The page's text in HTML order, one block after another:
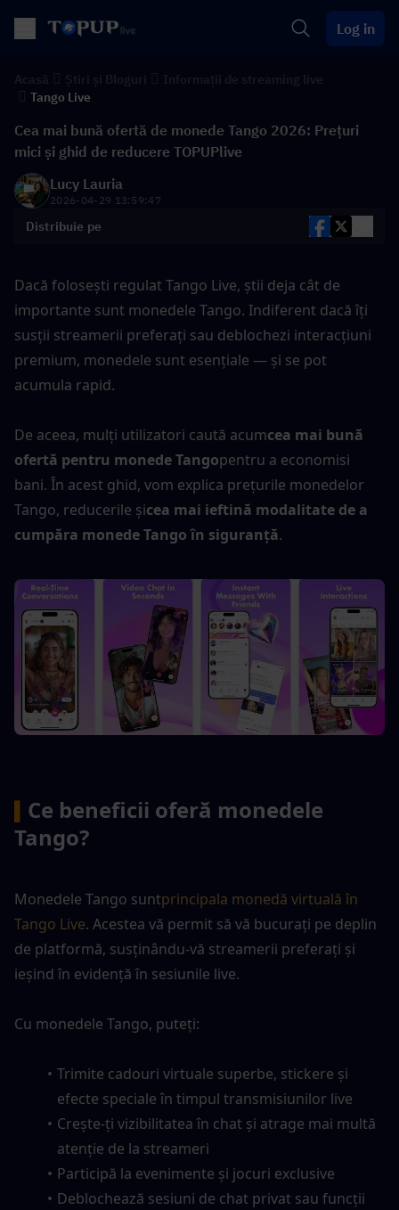
Log in
Tango Live
Cea mai bună ofertă de monede Tango 2026: Prețuri
mici și ghid de reducere TOPUPlive
Lucy Lauria
2026-04-29 13:59:47
Distribuie pe
Dacă folosești regulat Tango Live, știi deja cât de
importante sunt monedele Tango. Indiferent dacă îți
susții streamerii preferați sau deblochezi interacțiuni
premium, monedele sunt esențiale — și se pot
acumula rapid.
De aceea, mulți utilizatori caută acumcea mai bună
ofertă pentru monede Tangopentru a economisi
bani. În acest ghid, vom explica prețurile monedelor
Tango, reducerile șicea mai ieftină modalitate de a
cumpăra monede Tango în siguranță.
Ce beneficii oferă monedele
Tango?
Monedele Tango suntprincipala monedă virtuală în
Tango Live. Acestea vă permit să vă bucurați pe deplin
de platformă, susținându-vă streamerii preferați și
ieșind în evidență în sesiunile live.
Cu monedele Tango, puteți:
Trimite cadouri virtuale superbe, stickere și
efecte speciale în timpul transmisiunilor live
Crește-ți vizibilitatea în chat și atrage mai multă
atenție de la streameri
Participă la evenimente și jocuri exclusive
Deblochează sesiuni de chat privat sau funcții